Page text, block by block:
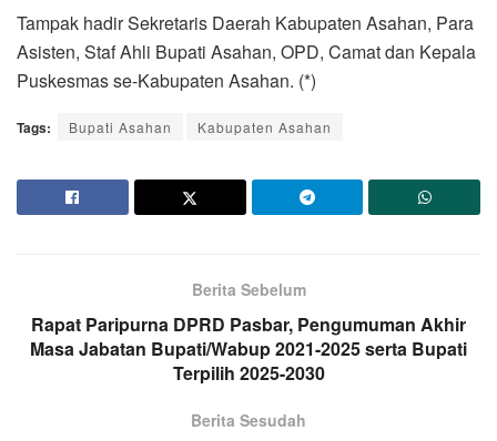
Tampak hadir Sekretaris Daerah Kabupaten Asahan, Para
Asisten, Staf Ahli Bupati Asahan, OPD, Camat dan Kepala
Puskesmas se-Kabupaten Asahan. (*)
Tags: Bupati Asahan Kabupaten Asahan
Berita Sebelum
Rapat Paripurna DPRD Pasbar, Pengumuman Akhir
Masa Jabatan Bupati/Wabup 2021-2025 serta Bupati
Terpilih 2025-2030
Berita Sesudah